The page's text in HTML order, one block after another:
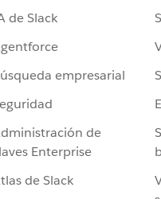
de Slack
empresarial
de
Enterprise
de Slack